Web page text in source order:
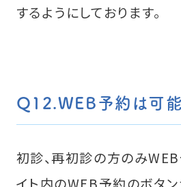
するようにしております。
Q12.WEB予約は可能
初診、再初診の方のみ
イト内のWEB予約のボタン